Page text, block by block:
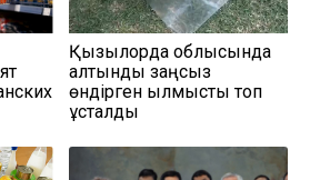
Қызылорда облысында
алтынды заңсыз
өндірген қылмыстық топ
ұсталды